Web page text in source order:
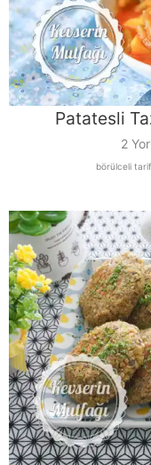
Patatesli
2
börülceli